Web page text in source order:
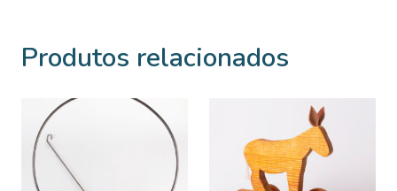
Produtos relacionados